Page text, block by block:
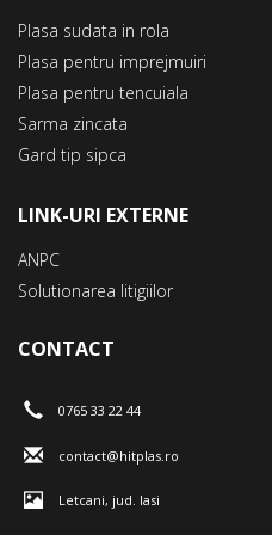
Plasa sudata in rola
Plasa pentru imprejmuiri
Plasa pentru tencuiala
Sarma zincata
Gard tip sipca
LINK-URI EXTERNE
ANPC
Solutionarea litigiilor
CONTACT
0765 33 22 44
contact@hitplas.ro
Letcani, jud. Iasi